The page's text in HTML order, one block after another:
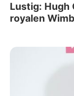
Lustig: Hugh
royalen